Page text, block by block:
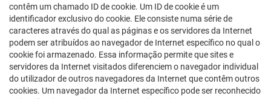
contêm um chamado ID de cookie. Um ID de cookie é um
identificador exclusivo do cookie. Ele consiste numa série de
caracteres através do qual as páginas e os servidores da Internet
podem ser atribuídos ao navegador de Internet específico no qual o
cookie foi armazenado. Essa informação permite que sites e
servidores da Internet visitados diferenciem o navegador individual
do utilizador de outros navegadores da Internet que contêm outros
cookies. Um navegador da Internet específico pode ser reconhecido